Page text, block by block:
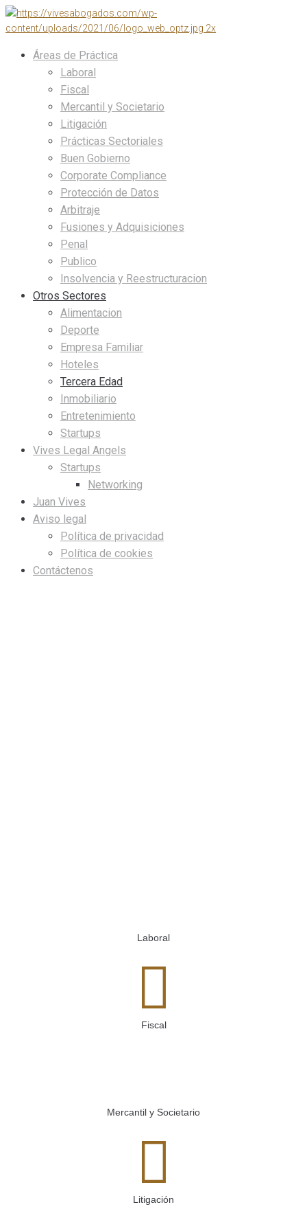
Áreas de Práctica
Laboral
Fiscal
Mercantil y Societario
Litigación
Prácticas Sectoriales
Buen Gobierno
Corporate Compliance
Protección de Datos
Arbitraje
Fusiones y Adquisiciones
Penal
Publico
Insolvencia y Reestructuracion
Otros Sectores
Alimentacion
Deporte
Empresa Familiar
Hoteles
Tercera Edad
Inmobiliario
Entretenimiento
Startups
Vives Legal Angels
Startups
Networking
Juan Vives
Aviso legal
Política de privacidad
Política de cookies
Contáctenos
Laboral
Fiscal
Mercantil y Societario
Litigación